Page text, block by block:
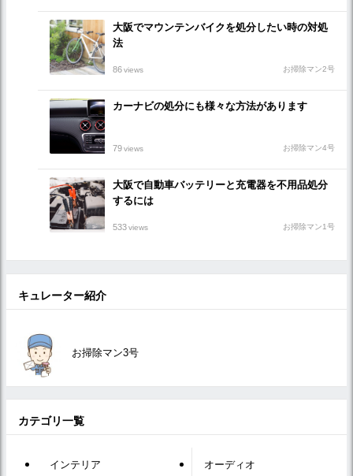
大阪でマウンテンバイクを処分したい時の対処
法
86views お掃除マン2号
カーナビの処分にも様々な方法があります
79views お掃除マン4号
大阪で自動車バッテリーと充電器を不用品処分
するには
533views お掃除マン1号
キュレーター紹介
お掃除マン3号
カテゴリ一覧
インテリア オーディオ